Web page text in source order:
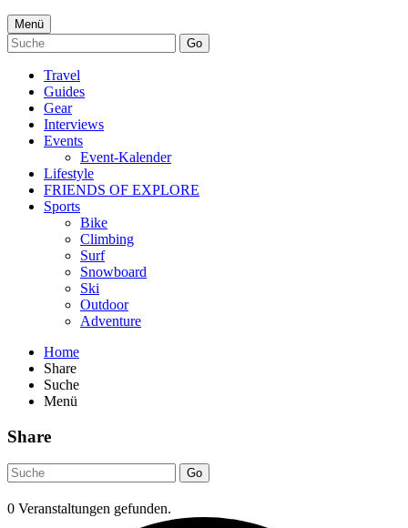
Menü
Go
Travel
Guides
Gear
Interviews
Events
Event-Kalender
Lifestyle
FRIENDS OF EXPLORE
Sports
Bike
Climbing
Surf
Snowboard
Ski
Outdoor
Adventure
Home
Share
Suche
Menü
Share
Go
0 Veranstaltungen gefunden.